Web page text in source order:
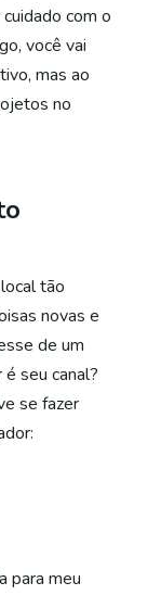
com o
você vai
mas ao
no
tão
novas e
de um
seu canal?
se fazer
para meu